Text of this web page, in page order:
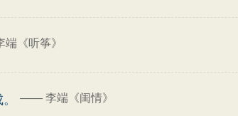
端《听筝》
—— 李端《闺情》